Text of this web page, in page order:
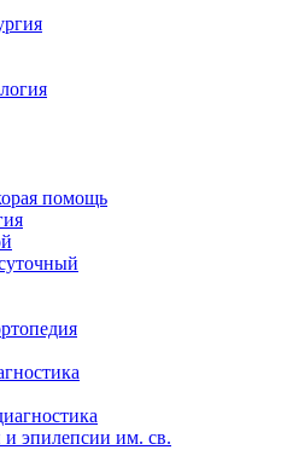
помощь
эпилепсии им. св.